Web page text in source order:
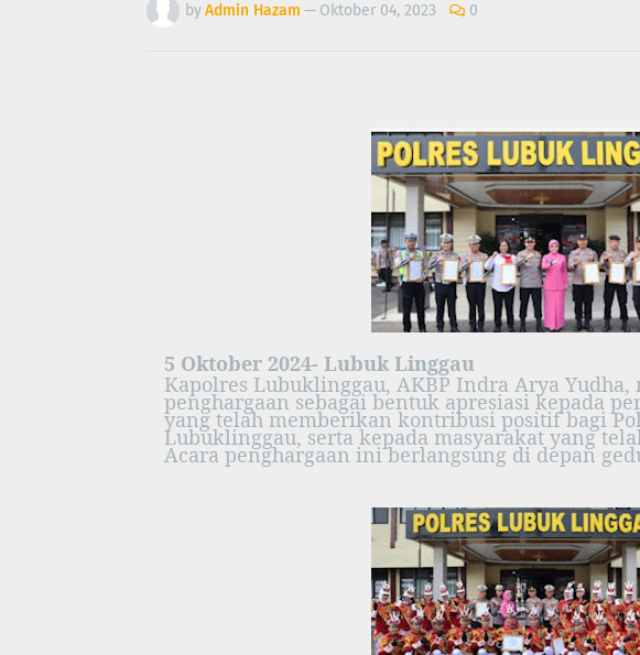
byAdmin Hazam — Oktober 04, 2023 0
5 Oktober 2024- Lubuk Linggau
Kapolres Lubuklinggau, AKBP Indra Arya
penghargaan sebagai bentuk apresiasi kepada
yang telah memberikan kontribusi positif bagi
Lubuklinggau, serta kepada masyarakat yang
Acara penghargaan ini berlangsung di depan